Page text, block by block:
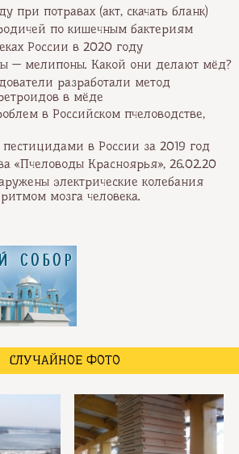
при потравах (акт, скачать бланк)
по кишечным бактериям
России в 2020 году
— мелипоны. Какой они делают мёд?
разработали метод
в мёде
в Российском пчеловодстве,
в России за 2019 год
«Пчеловоды Красноярья», 26.02.20
электрические колебания
мозга человека.
СЛУЧАЙНОЕ ФОТО